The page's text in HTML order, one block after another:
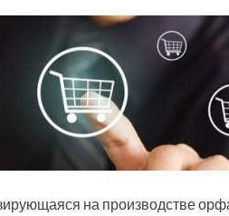
на производстве